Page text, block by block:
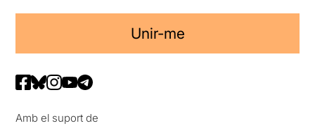
Unir-me
Amb el suport de